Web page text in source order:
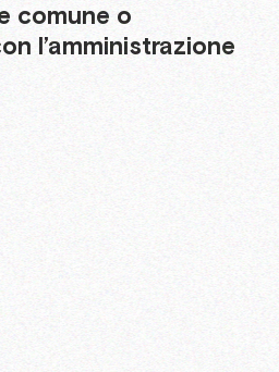
comune o
l’amministrazione